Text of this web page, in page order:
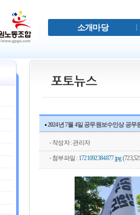
소개마당
2024년 7월 4일 공무원보수인상 공무
작성자 : 관리자
첨부파일 : 1721092384877.jpg